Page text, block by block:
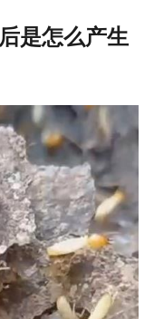
是怎么产生